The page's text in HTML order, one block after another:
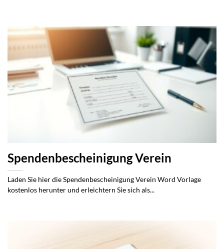
Spendenbescheinigung Verein
Laden Sie hier die Spendenbescheinigung Verein Word Vorlage
kostenlos herunter und erleichtern Sie sich als...